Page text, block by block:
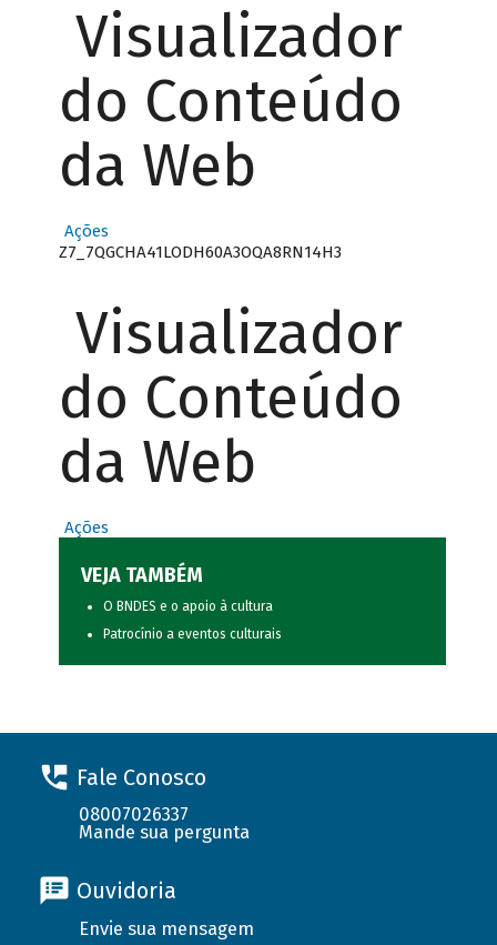
Visualizador
do Conteúdo
da Web
Ações
Z7_7QGCHA41LODH60A3OQA8RN14H3
Visualizador
do Conteúdo
da Web
Ações
VEJA TAMBÉM
O BNDES e o apoio à cultura
Patrocínio a eventos culturais
Fale Conosco
08007026337
Mande sua pergunta
Ouvidoria
Envie sua mensagem